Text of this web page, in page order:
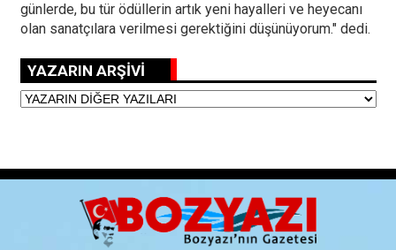
günlerde, bu tür ödüllerin artık yeni hayalleri ve heyecanı
olan sanatçılara verilmesi gerektiğini düşünüyorum." dedi.
YAZARIN ARŞİVİ